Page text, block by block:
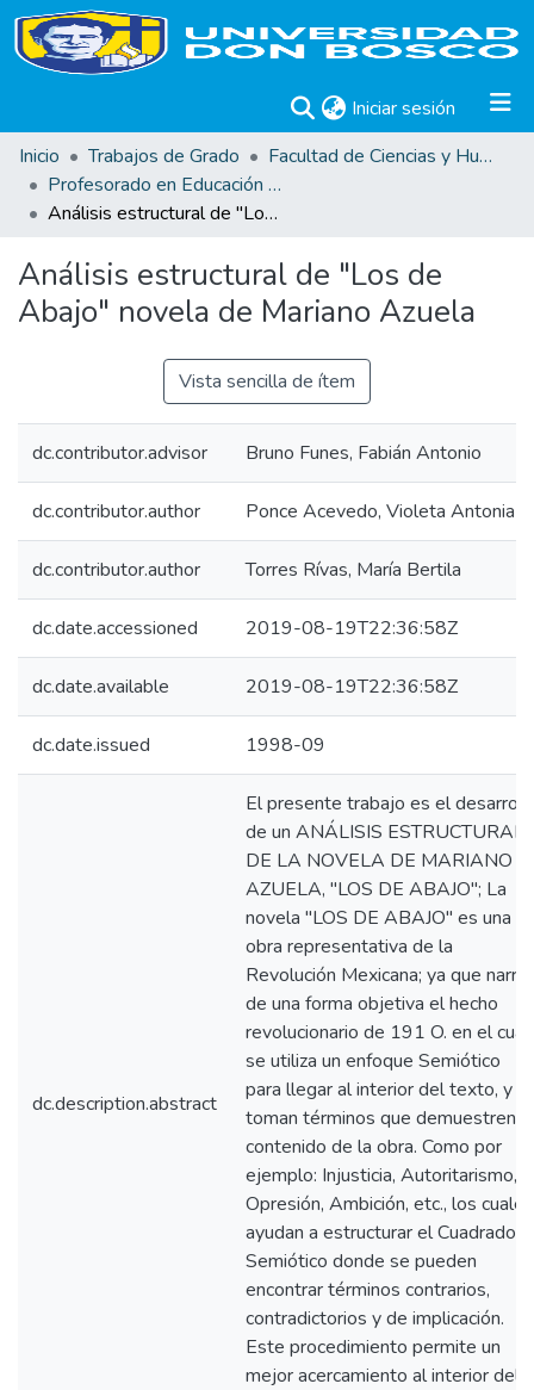
Iniciar sesión (current)
Inicio
Trabajos de Grado
Facultad de Ciencias y Humanidades
Profesorado en Educación Media
Análisis estructural de "Los de Abajo" novela de Mariano Azuela
Análisis estructural de "Los de
Abajo" novela de Mariano Azuela
Vista sencilla de ítem
dc.contributor.advisor Bruno Funes, Fabián Antonio
dc.contributor.author Ponce Acevedo, Violeta Antonia
dc.contributor.author Torres Rívas, María Bertila
dc.date.accessioned 2019-08-19T22:36:58Z
dc.date.available 2019-08-19T22:36:58Z
dc.date.issued 1998-09
dc.description.abstract
El presente trabajo es el
de un ANÁLISIS ESTRUCTURAL
DE LA NOVELA DE MARIANO
AZUELA, "LOS DE ABAJO"; La
novela "LOS DE ABAJO" es una
obra representativa de la
Revolución Mexicana; ya que narra
de una forma objetiva el hecho
revolucionario de 191 O. en el cual
se utiliza un enfoque Semiótico
para llegar al interior del texto, y
toman términos que demuestren
contenido de la obra. Como por
ejemplo: Injusticia, Autoritarismo,
Opresión, Ambición, etc., los cuales
ayudan a estructurar el Cuadrado
Semiótico donde se pueden
encontrar términos contrarios,
contradictorios y de implicación.
Este procedimiento permite un
mejor acercamiento al interior del